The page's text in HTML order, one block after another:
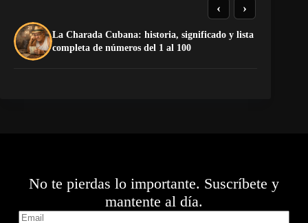
La Charada Cubana: historia, significado y lista
completa de números del 1 al 100
‹ ›
No te pierdas lo importante. Suscríbete y
mantente al día.